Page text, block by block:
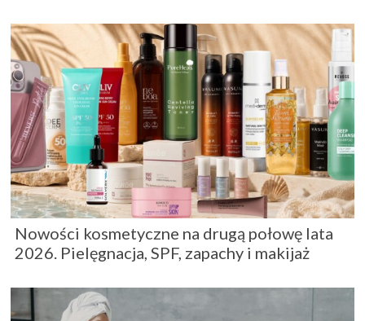
Nowości kosmetyczne na drugą połowę lata
2026. Pielęgnacja, SPF, zapachy i makijaż